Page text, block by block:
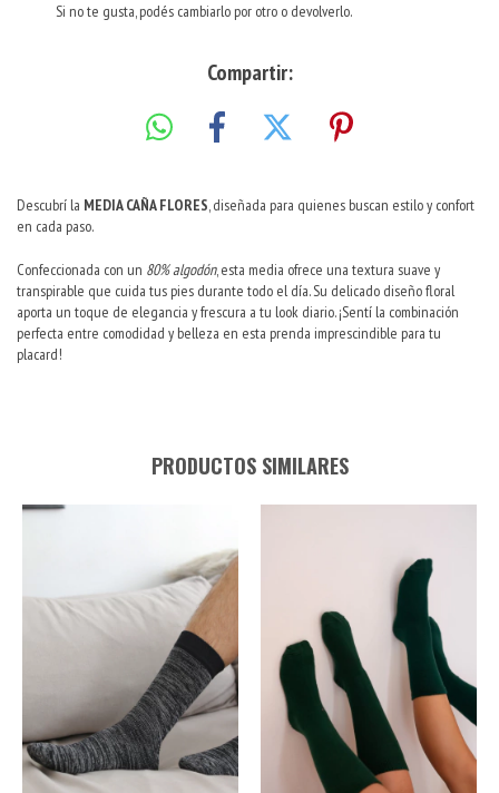
Si no te gusta, podés cambiarlo por otro o devolverlo.
Compartir:
Descubrí la MEDIA CAÑA FLORES , diseñada para quienes buscan estilo y confort
en cada paso.
Confeccionada con un 80% algodón, esta media ofrece una textura suave y
transpirable que cuida tus pies durante todo el día. Su delicado diseño floral
aporta un toque de elegancia y frescura a tu look diario. ¡Sentí la combinación
perfecta entre comodidad y belleza en esta prenda imprescindible para tu
placard!
PRODUCTOS SIMILARES